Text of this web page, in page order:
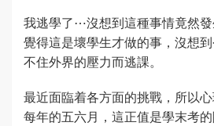
我逃學了⋯沒想到這種事情竟然
覺得這是壞學生才做的事，沒想
不住外界的壓力而逃課。
最近面臨着各方面的挑戰，所以心
每年的五六月，這正值是學末考